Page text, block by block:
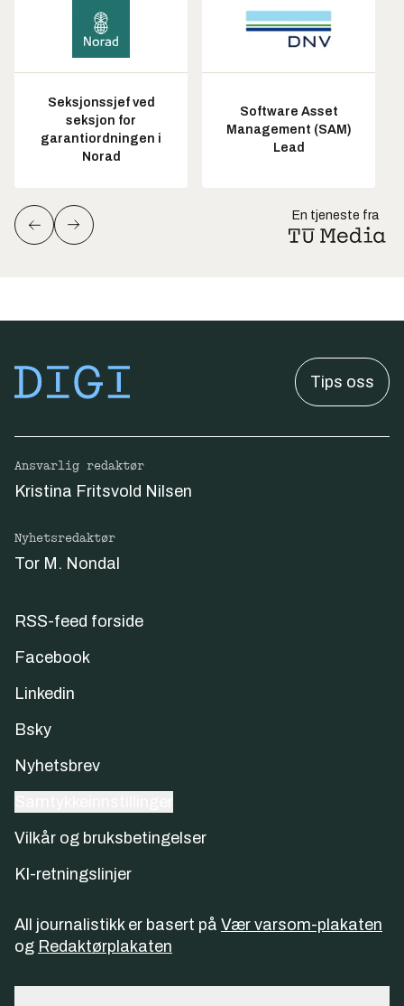
Seksjonssjef ved
seksjon for
garantiordningen i
Norad
Software Asset
Management (SAM)
Lead
En tjeneste fra
Tips oss
Ansvarlig redaktør
Kristina Fritsvold Nilsen
Nyhetsredaktør
Tor M. Nondal
RSS-feed forside
Facebook
Linkedin
Bsky
Nyhetsbrev
Vilkår og bruksbetingelser
KI-retningslinjer
All journalistikk er basert på Vær varsom-plakaten
og Redaktørplakaten